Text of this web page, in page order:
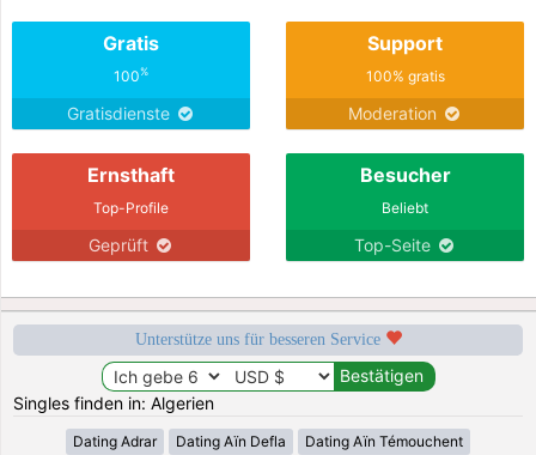
Gratis
100%
Gratisdienste
Support
100% gratis
Moderation
Ernsthaft
Top-Profile
Geprüft
Besucher
Beliebt
Top-Seite
Unterstütze uns für besseren Service
Singles finden in: Algerien
Dating Adrar Dating Aïn Defla Dating Aïn Témouchent